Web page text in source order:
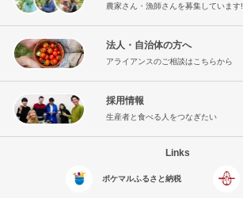
農家さん・漁師さんを募集しています!
法人・自治体の方へ
アライアンスのご相談はこちらから
採用情報
生産者と食べる人をつなぎたい
Links
ポケマルふるさと納税